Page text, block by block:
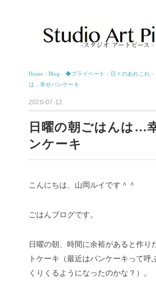
Home › Blog › ◆プライベート › 日々のあれこれ ›
は…幸せパンケーキ
2020-07-12
日曜の朝ごはんは…
ンケーキ
こんにちは、山岡ルイです＾＾
ごはんブログです。
日曜の朝、時間に余裕があると作り
トケーキ（最近はパンケーキって呼
くりくるようになったのかな？）。